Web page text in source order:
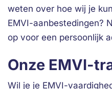
weten over hoe wij je
EMVI-aanbestedingen?
op voor een persoonlijk
Onze EMVI-
Wil je je EMVI-